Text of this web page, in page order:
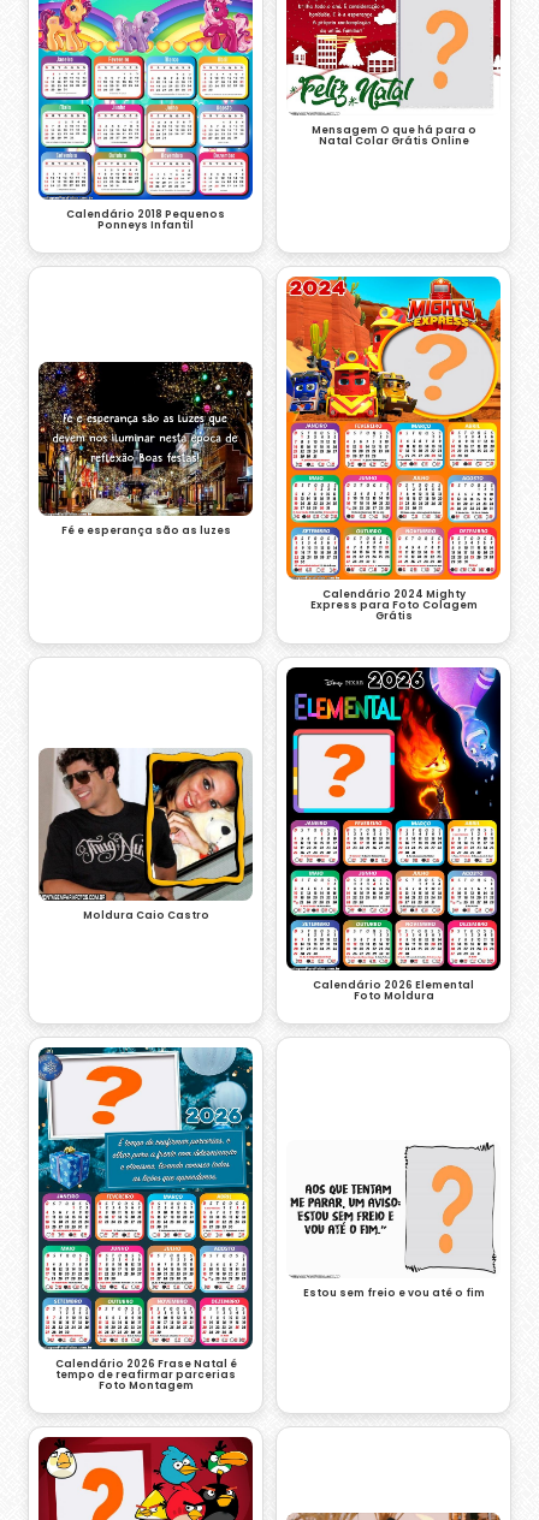
Calendário 2018 Pequenos
Ponneys Infantil
Mensagem O que há para o
Natal Colar Grátis Online
Fé e esperança são as luzes
Calendário 2024 Mighty
Express para Foto Colagem
Grátis
Moldura Caio Castro
Calendário 2026 Elemental
Foto Moldura
Calendário 2026 Frase Natal é
tempo de reafirmar parcerias
Foto Montagem
Estou sem freio e vou até o fim